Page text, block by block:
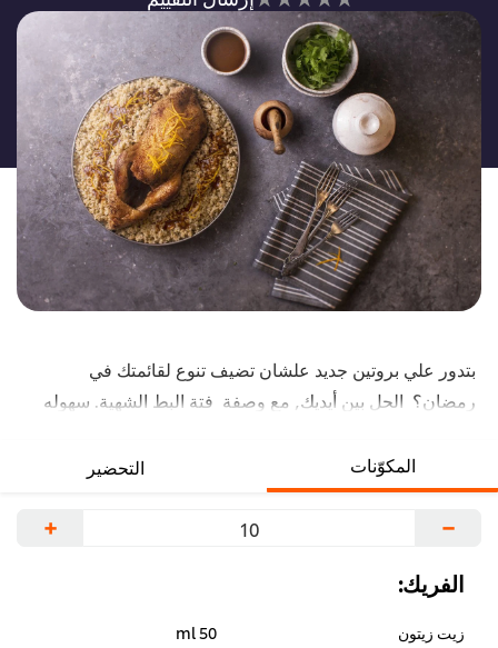
يتم
تقديم
أي
تقييمات
لهذا
بتدور علي بروتين جديد علشان تضيف تنوع لقائمتك في
رمضان؟ الحل بين أيديك, مع وصفة فتة البط الشهية. سهوله
المكوّنات
التحضير
الفريك:
زيت زيتون
50 ml